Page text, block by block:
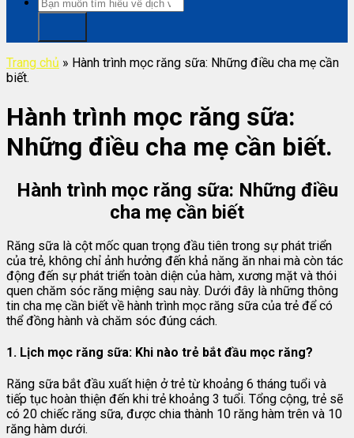
Trang chủ » Hành trình mọc răng sữa: Những điều cha mẹ cần
biết.
Hành trình mọc răng sữa:
Những điều cha mẹ cần biết.
Hành trình mọc răng sữa: Những điều
cha mẹ cần biết
Răng sữa là cột mốc quan trọng đầu tiên trong sự phát triển
của trẻ, không chỉ ảnh hưởng đến khả năng ăn nhai mà còn tác
động đến sự phát triển toàn diện của hàm, xương mặt và thói
quen chăm sóc răng miệng sau này. Dưới đây là những thông
tin cha mẹ cần biết về hành trình mọc răng sữa của trẻ để có
thể đồng hành và chăm sóc đúng cách.
1. Lịch mọc răng sữa: Khi nào trẻ bắt đầu mọc răng?
Răng sữa bắt đầu xuất hiện ở trẻ từ khoảng 6 tháng tuổi và
tiếp tục hoàn thiện đến khi trẻ khoảng 3 tuổi. Tổng cộng, trẻ sẽ
có 20 chiếc răng sữa, được chia thành 10 răng hàm trên và 10
răng hàm dưới.